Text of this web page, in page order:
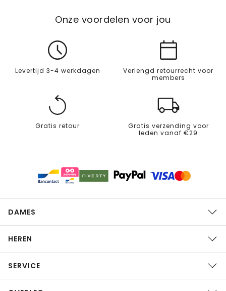
Onze voordelen voor jou
Levertijd 3-4 werkdagen
Verlengd retourrecht voor
members
Gratis retour
Gratis verzending voor
leden vanaf €29
DAMES
HEREN
SERVICE